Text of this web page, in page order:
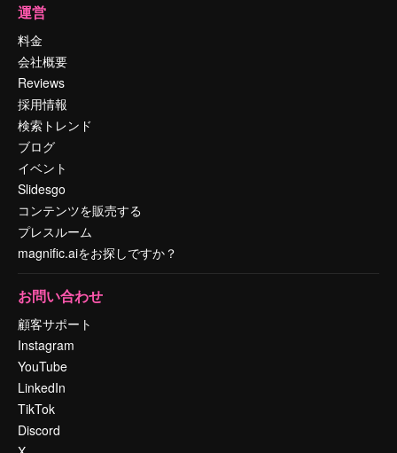
運営
料金
会社概要
Reviews
採用情報
検索トレンド
ブログ
イベント
Slidesgo
コンテンツを販売する
プレスルーム
magnific.aiをお探しですか？
お問い合わせ
顧客サポート
Instagram
YouTube
LinkedIn
TikTok
Discord